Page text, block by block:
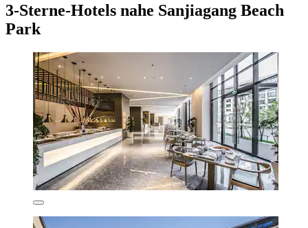
3-Sterne-Hotels nahe Sanjiagang Beach
Park